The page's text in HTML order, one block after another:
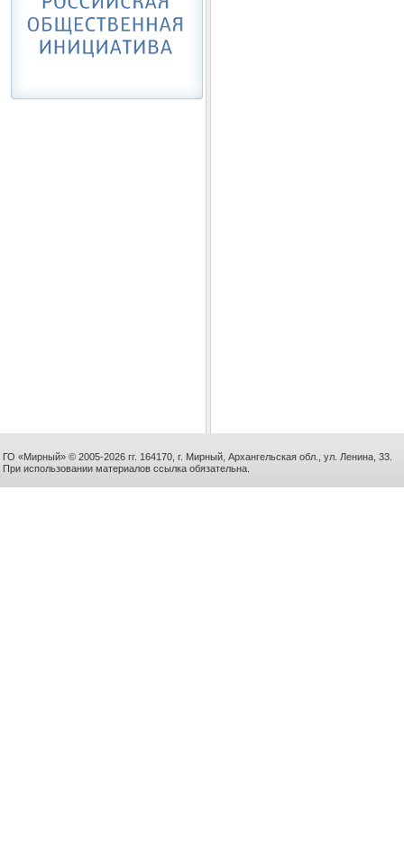
ГО «Мирный» © 2005-2026 гг. 164170, г. Мирный, Архангельская обл., ул. Ленина, 33.
При использовании материалов ссылка обязательна.